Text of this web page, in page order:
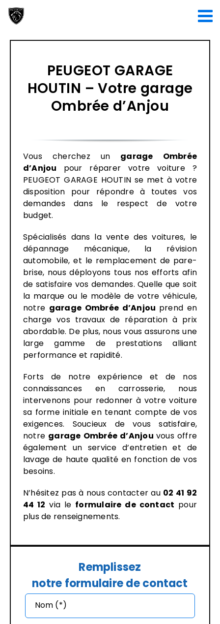
Passer
au
PEUGEOT GARAGE
HOUTIN – Votre garage
Ombrée d’Anjou
Vous cherchez un garage Ombrée
d’Anjou pour réparer votre voiture ?
PEUGEOT GARAGE HOUTIN se met à votre
disposition pour répondre à toutes vos
demandes dans le respect de votre
budget.
Spécialisés dans la vente des voitures, le
dépannage mécanique, la révision
automobile, et le remplacement de pare-
brise, nous déployons tous nos efforts afin
de satisfaire vos demandes. Quelle que soit
la marque ou le modèle de votre véhicule,
notre garage Ombrée d’Anjou prend en
charge vos travaux de réparation à prix
abordable. De plus, nous vous assurons une
large gamme de prestations alliant
performance et rapidité.
Forts de notre expérience et de nos
connaissances en carrosserie, nous
intervenons pour redonner à votre voiture
sa forme initiale en tenant compte de vos
exigences. Soucieux de vous satisfaire,
notre garage Ombrée d’Anjou vous offre
également un service d’entretien et de
lavage de haute qualité en fonction de vos
besoins.
N’hésitez pas à nous contacter au 02 41 92
44 12 via le formulaire de contact pour
plus de renseignements.
Remplissez
notre formulaire de contact
Nom (*)